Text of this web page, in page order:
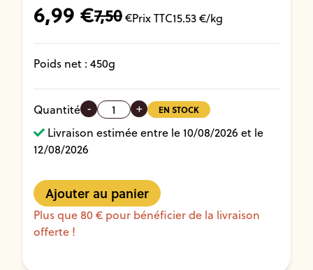
6,99 €7,50€Prix TTC15.53€/kg
Poids net : 450g
Quantité - + EN STOCK
Livraison estimée entre le 10/08/2026 et le
12/08/2026
Plus que 80 € pour bénéficier de la livraison
offerte !